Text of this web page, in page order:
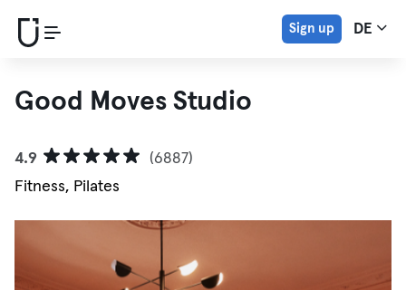
Sign up DE
Good Moves Studio
4.9
(6887)
Fitness, Pilates